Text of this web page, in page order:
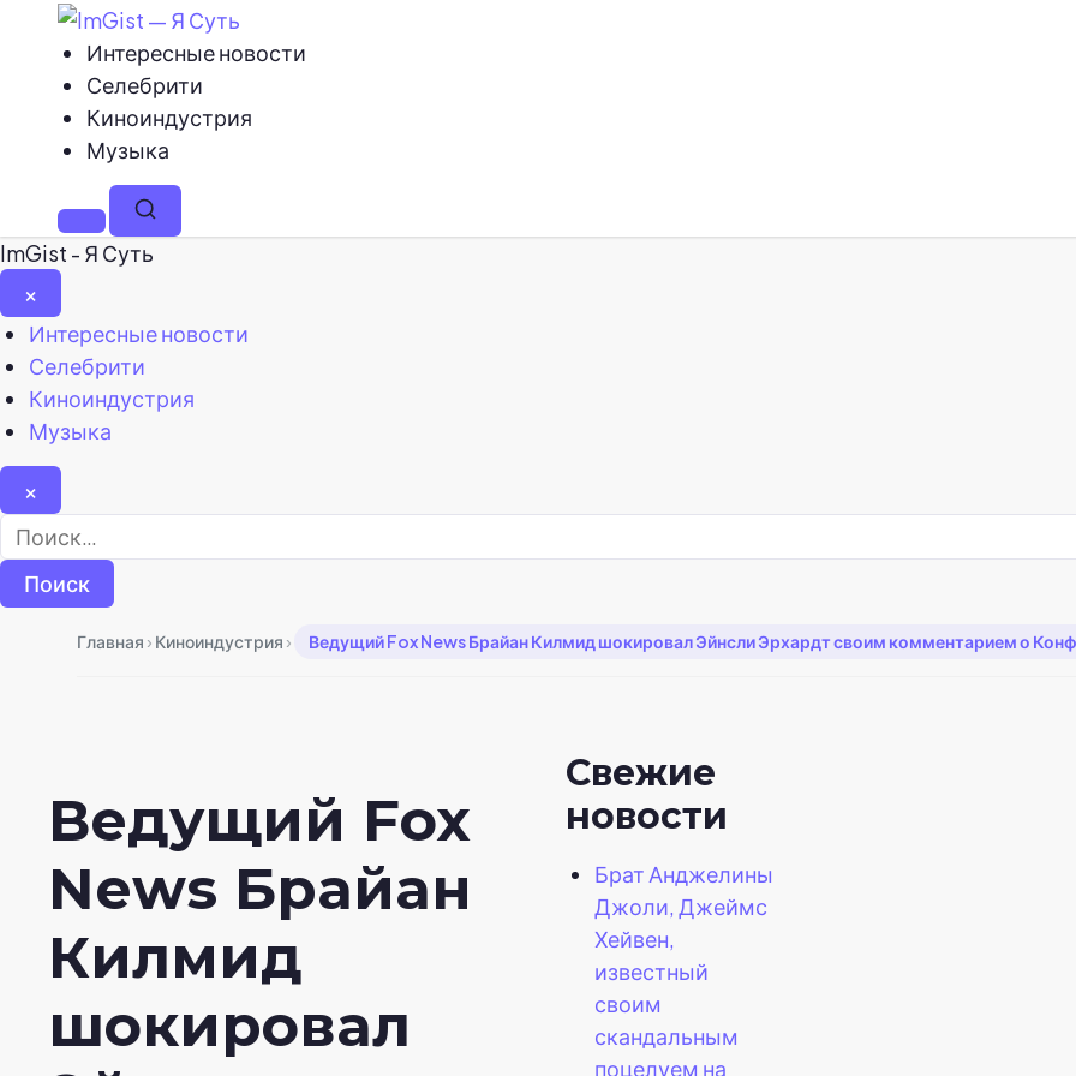
Интересные новости
Селебрити
Киноиндустрия
Музыка
МенюПоиск
ImGist - Я Суть
×
Закрыть
меню
Интересные новости
Селебрити
Киноиндустрия
Музыка
×
Найти:
Главная › Киноиндустрия › Ведущий Fox News Брайан Килмид шокировал Эйнсли Эрхардт своим комментарием о
Ведущий Fox
News Брайан
Килмид
шокировал
Свежие
новости
Брат Анджелины
Джоли, Джеймс
Хейвен,
известный
своим
скандальным
поцелуем на